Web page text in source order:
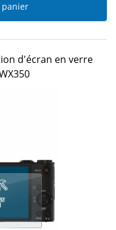
panier
d'écran en verre